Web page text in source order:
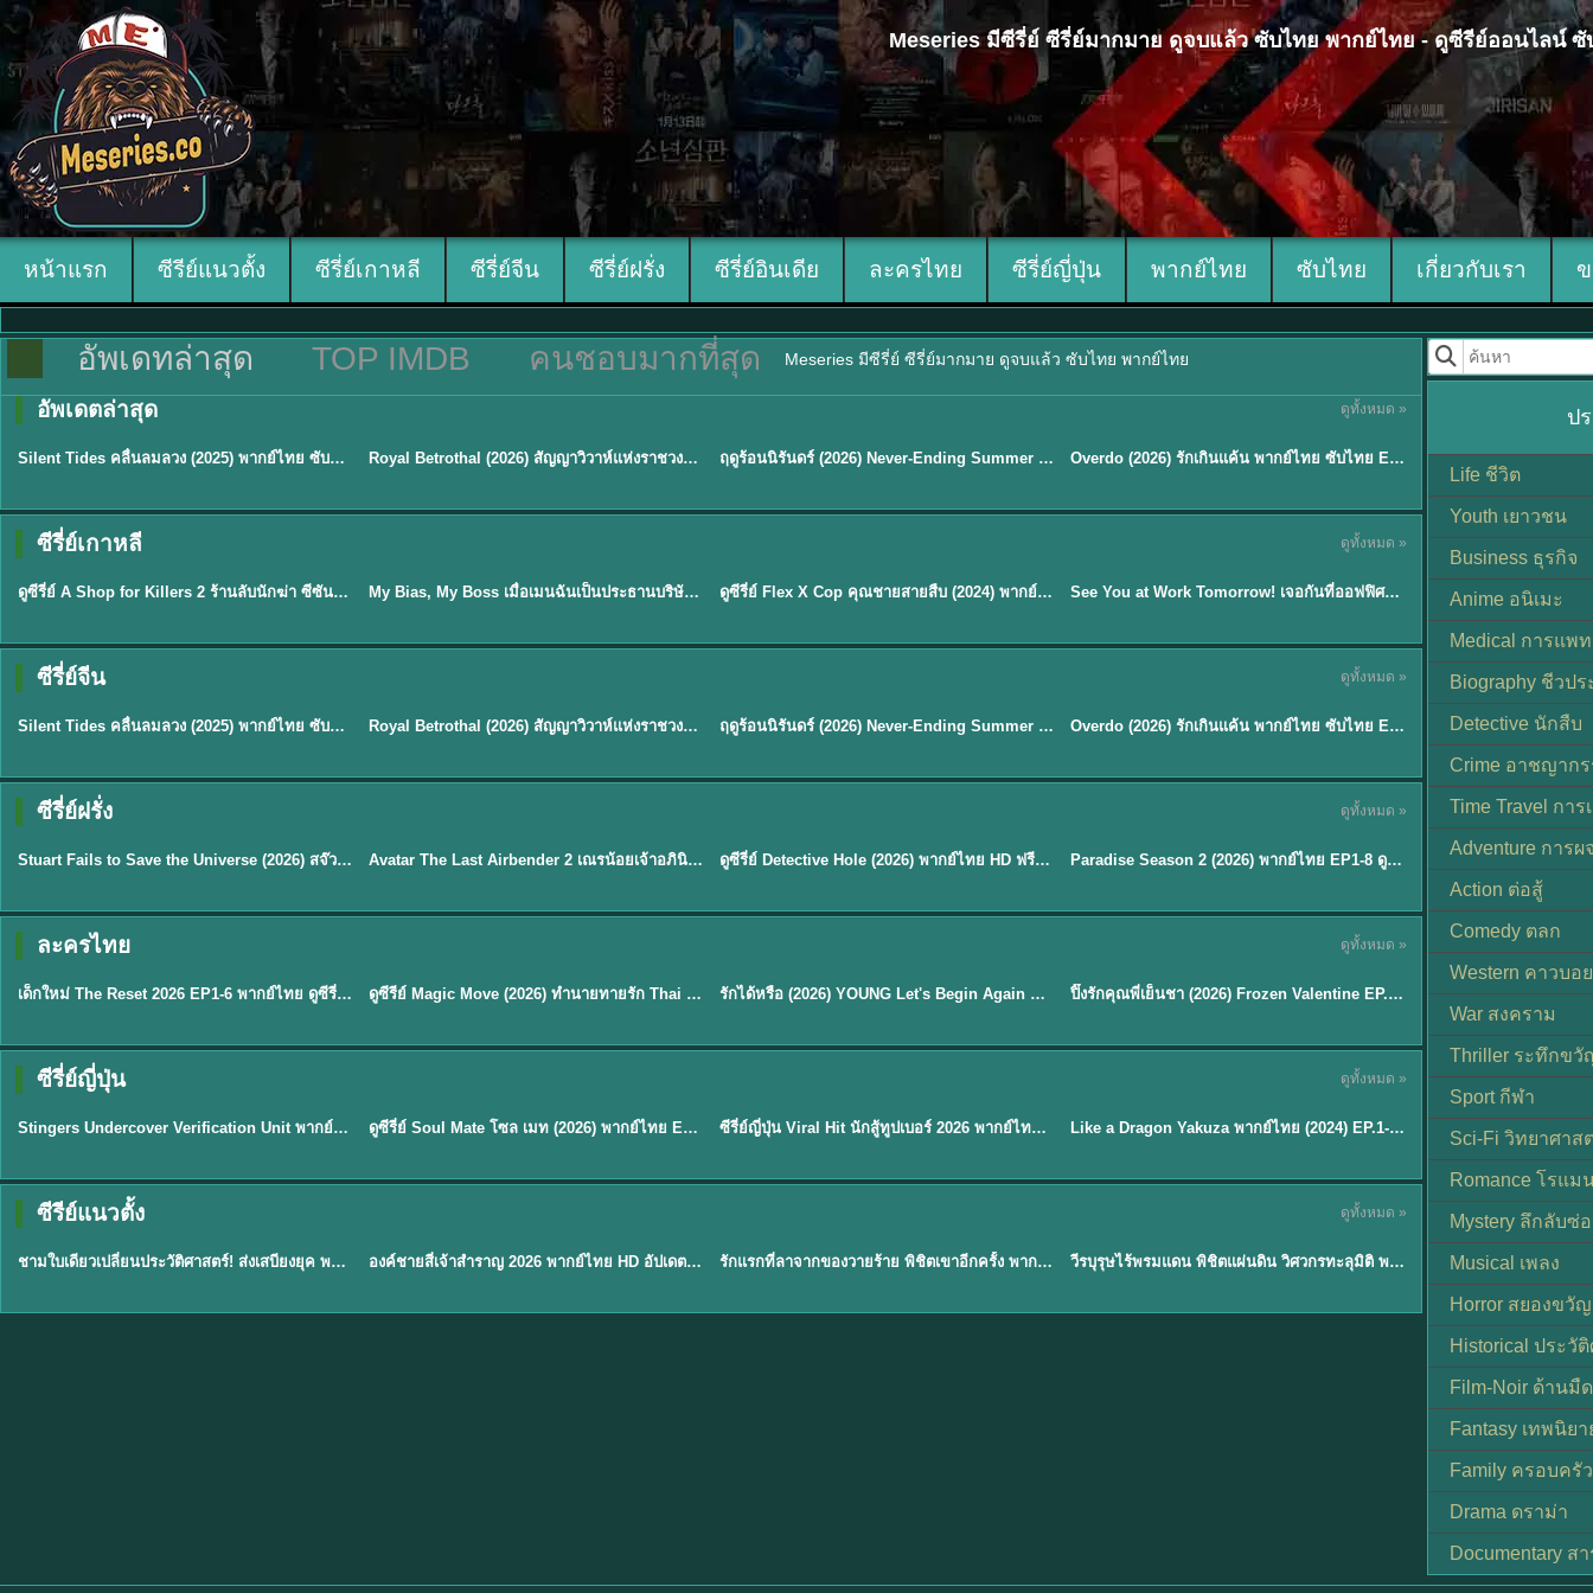
Meseries มีซีรี่ย์ ซีรี่ย์มากมาย ดูจบแล้ว ซับไทย พากย์ไทย - ดูซีรีย์ออนไลน์
หน้าแรก ซีรีย์แนวตั้ง ซีรี่ย์เกาหลี ซีรี่ย์จีน ซีรี่ย์ฝรั่ง ซีรี่ย์อินเดีย ละครไทย ซีรี่ย์ญี่ปุ่น พากย์ไทย ซับไทย เกี่ยวกับเรา
อัพเดทล่าสุด TOP IMDB คนชอบมากที่สุด Meseries มีซีรี่ย์ ซีรี่ย์มากมาย ดูจบแล้ว ซับไทย พากย์ไทย
อัพเดตล่าสุด ดูทั้งหมด »
★9.5
พากย์ไทย
Silent Tides คลื่นลมลวง (2025) พากย์ไทย ซับไทย EP.1-31 ★9 Royal Betrothal (2026) สัญญาวิวาห์แห่งราชวงศ์ พากย์ไทย ซับไทย EP1-32 ★8.8 ฤดูร้อนนิรันดร์ (2026) Never-Ending Summer พากย์ไทย EP.1-29 Overdo (2026) รักเกินแค้น พากย์ไทย ซับไทย EP1-33 (จบ)
ซีรี่ย์เกาหลี ดูทั้งหมด »
★8 EP.16
พากย์ไทย
ดูซีรี่ย์ A Shop for Killers 2 ร้านลับนักฆ่า ซีซัน 2 (2026) ซับไทย-พากย์ไทย My Bias, My Boss เมื่อเมนฉันเป็นประธานบริษัท (2026) พากย์ไทย ซับไทย EP.1-12 ★8 EP.16ดูซีรี่ย์ Flex X Cop คุณชายสายสืบ (2024) พากย์ไทย-ซับไทย EP.1-16 (จบ) ★9 EP.8See You at Work Tomorrow! เจอกันที่ออฟฟิศพรุ่งนี้นะ พากย์ไทย
ซีรี่ย์จีน ดูทั้งหมด »
★9.5
พากย์ไทย
Silent Tides คลื่นลมลวง (2025) พากย์ไทย ซับไทย EP.1-31 ★9 Royal Betrothal (2026) สัญญาวิวาห์แห่งราชวงศ์ พากย์ไทย ซับไทย EP1-32 ★8.8 ฤดูร้อนนิรันดร์ (2026) Never-Ending Summer พากย์ไทย EP.1-29 Overdo (2026) รักเกินแค้น พากย์ไทย ซับไทย EP1-33 (จบ)
ซีรี่ย์ฝรั่ง ดูทั้งหมด »
★8.8 EP.2
พากย์ไทย
Stuart Fails to Save the Universe (2026) สจ๊วตล่มแผนกู้จักรวาล พากย์ไทย EP1-10 ★7.8 EP.7Avatar The Last Airbender 2 เณรน้อยเจ้าอภินิหาร พากย์ไทย EP.9ดูซีรี่ย์ Detective Hole (2026) พากย์ไทย HD ฟรี อัปเดตล่าสุด Netflix EP.8Paradise Season 2 (2026) พากย์ไทย EP1-8 ดูซีรี่ย์ฝรั่ง HD ครบทุกตอน
ละครไทย ดูทั้งหมด »
★ 8 EP.6
พากย์ไทย
เด็กใหม่ The Reset 2026 EP1-6 พากย์ไทย ดูซีรี่ย์ Netflix ล่าสุด HD ดูซีรีย์ Magic Move (2026) ทำนายทายรัก Thai EP.1-10 HD รักได้หรือ (2026) YOUNG Let's Begin Again พากย์ไทย EP.1-19 ★8 ปิ๊งรักคุณพี่เย็นชา (2026) Frozen Valentine EP.1-10 (จบ)
ซีรี่ย์ญี่ปุ่น ดูทั้งหมด »
EP.11
พากย์ไทย
Stingers Undercover Verification Unit พากย์ไทย EP1-11 HD ฟรี ★8 EP.8ดูซีรี่ย์ Soul Mate โซล เมท (2026) พากย์ไทย EP.1-8 (จบ) ★7.9 EP.6ซีรี่ย์ญี่ปุ่น Viral Hit นักสู้ทูปเบอร์ 2026 พากย์ไทย EP.1-6 ★7 EP.6Like a Dragon Yakuza พากย์ไทย (2024) EP.1-6 (จบ)
ซีรีย์แนวตั้ง ดูทั้งหมด »
EP.1
พากย์ไทย
ชามใบเดียวเปลี่ยนประวัติศาสตร์! ส่งเสบียงยุค พากย์ไทย EP.1องค์ชายสี่เจ้าสำราญ 2026 พากย์ไทย HD อัปเดตล่าสุด ดูออนไลน์ EP.1รักแรกที่ลาจากของวายร้าย พิชิตเขาอีกครั้ง พากย์ไทย EP.1วีรบุรุษไร้พรมแดน พิชิตแผ่นดิน วิศวกรทะลุมิติ พลิกแผ่นดิน
ป
Life ชีวิต
Youth เยาวชน
Business ธุรกิจ
Anime อนิเมะ
Medical การแพ
Biography ชีวปร
Detective นักสืบ
Crime อาชญาก
Time Travel กา
Adventure การ
Action ต่อสู้
Comedy ตลก
Western คาวบอ
War สงคราม
Thriller ระทึกขวั
Sport กีฬา
Sci-Fi วิทยาศาส
Romance โรแม
Mystery ลึกลับซ่
Musical เพลง
Horror สยองขวัญ
Historical ประวั
Film-Noir ด้านมื
Fantasy เทพนิยา
Family ครอบครัว
Drama ดราม่า
Documentary ส